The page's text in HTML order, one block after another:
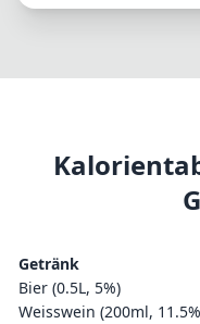
Getränk
Bier (0.5L, 5%)
Weisswein (200ml,